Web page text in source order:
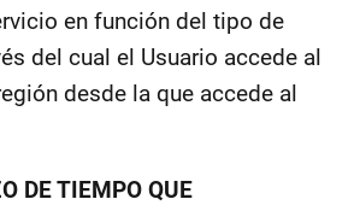
en función del tipo de
del cual el Usuario accede al
desde la que accede al
DE TIEMPO QUE